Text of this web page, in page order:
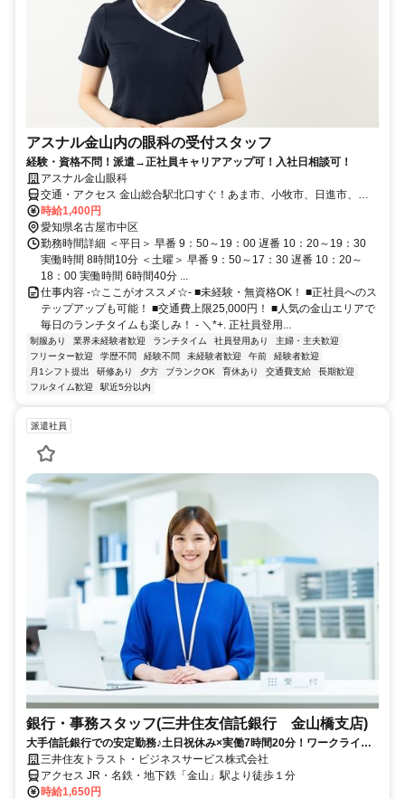
アスナル金山内の眼科の受付スタッフ
経験・資格不問！派遣→正社員キャリアアップ可！入社日相談可！
アスナル金山眼科
交通・アクセス 金山総合駅北口すぐ！あま市、小牧市、日進市、知
多市から通われる方活躍中！
時給1,400円
愛知県名古屋市中区
勤務時間詳細 ＜平日＞ 早番 9：50～19：00 遅番 10：20～19：30
実働時間 8時間10分 ＜土曜＞ 早番 9：50～17：30 遅番 10：20～
18：00 実働時間 6時間40分 ...
仕事内容 -☆ここがオススメ☆- ■未経験・無資格OK！ ■正社員へのス
テップアップも可能！ ■交通費上限25,000円！ ■人気の金山エリアで
毎日のランチタイムも楽しみ！ - ＼*+. 正社員登用...
制服あり 業界未経験者歓迎 ランチタイム 社員登用あり
主婦・主夫歓迎
フリーター歓迎
学歴不問 経験不問 未経験者歓迎 午前
経験者歓迎
月1シフト提出
研修あり 夕方 ブランクOK 育休あり 交通費支給
長期歓迎
フルタイム歓迎
駅近5分以内
派遣社員
銀行・事務スタッフ(三井住友信託銀行 金山橋支店)
大手信託銀行での安定勤務♪土日祝休み×実働7時間20分！ワークライフ
バランス◎
三井住友トラスト・ビジネスサービス株式会社
アクセス JR・名鉄・地下鉄「金山」駅より徒歩１分
時給1,650円